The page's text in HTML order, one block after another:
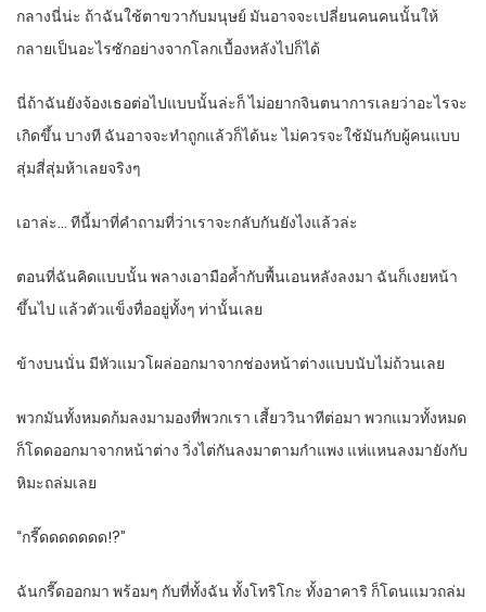
กลางนี่น่ะ ถ้าฉันใช้ตาขวากับมนุษย์ มันอาจจะเปลี่ยนคนคนนั้นให้
กลายเป็นอะไรซักอย่างจากโลกเบื้องหลังไปก็ได้
นี่ถ้าฉันยังจ้องเธอต่อไปแบบนั้นล่ะก็ ไม่อยากจินตนาการเลยว่าอะไรจะ
เกิดขึ้น บางที ฉันอาจจะทำถูกแล้วก็ได้นะ ไม่ควรจะใช้มันกับผู้คนแบบ
สุ่มสี่สุ่มห้าเลยจริงๆ
เอาล่ะ… ทีนี้มาที่คำถามที่ว่าเราจะกลับกันยังไงแล้วล่ะ
ตอนที่ฉันคิดแบบนั้น พลางเอามือค้ำกับพื้นเอนหลังลงมา ฉันก็เงยหน้า
ขึ้นไป แล้วตัวแข็งทื่ออยู่ทั้งๆ ท่านั้นเลย
ข้างบนนั่น มีหัวแมวโผล่ออกมาจากช่องหน้าต่างแบบนับไม่ถ้วนเลย
พวกมันทั้งหมดก้มลงมามองที่พวกเรา เสี้ยววินาทีต่อมา พวกแมวทั้งหมด
ก็โดดออกมาจากหน้าต่าง วิ่งไต่กันลงมาตามกำแพง แห่แหนลงมายังกับ
หิมะถล่มเลย
“กรี๊ดดดดดดด!?”
ฉันกรี๊ดออกมา พร้อมๆ กับที่ทั้งฉัน ทั้งโทริโกะ ทั้งอาคาริ ก็โดนแมวถล่ม